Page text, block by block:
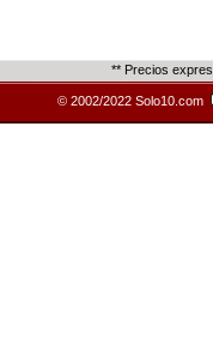
** Precios
© 2002/2022 Solo10.com